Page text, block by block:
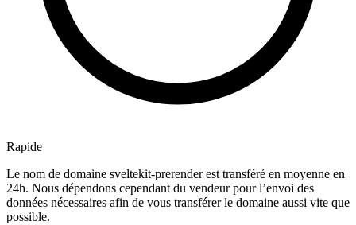
Rapide
Le nom de domaine sveltekit-prerender est transféré en moyenne en
24h. Nous dépendons cependant du vendeur pour l’envoi des
données nécessaires afin de vous transférer le domaine aussi vite que
possible.